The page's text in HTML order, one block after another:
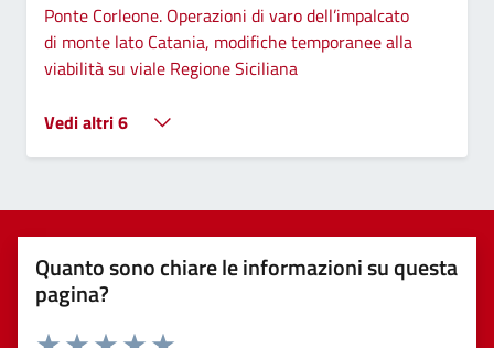
Ponte Corleone. Operazioni di varo dell’impalcato
di monte lato Catania, modifiche temporanee alla
viabilità su viale Regione Siciliana
Vedi altri 6
Quanto sono chiare le informazioni su questa
pagina?